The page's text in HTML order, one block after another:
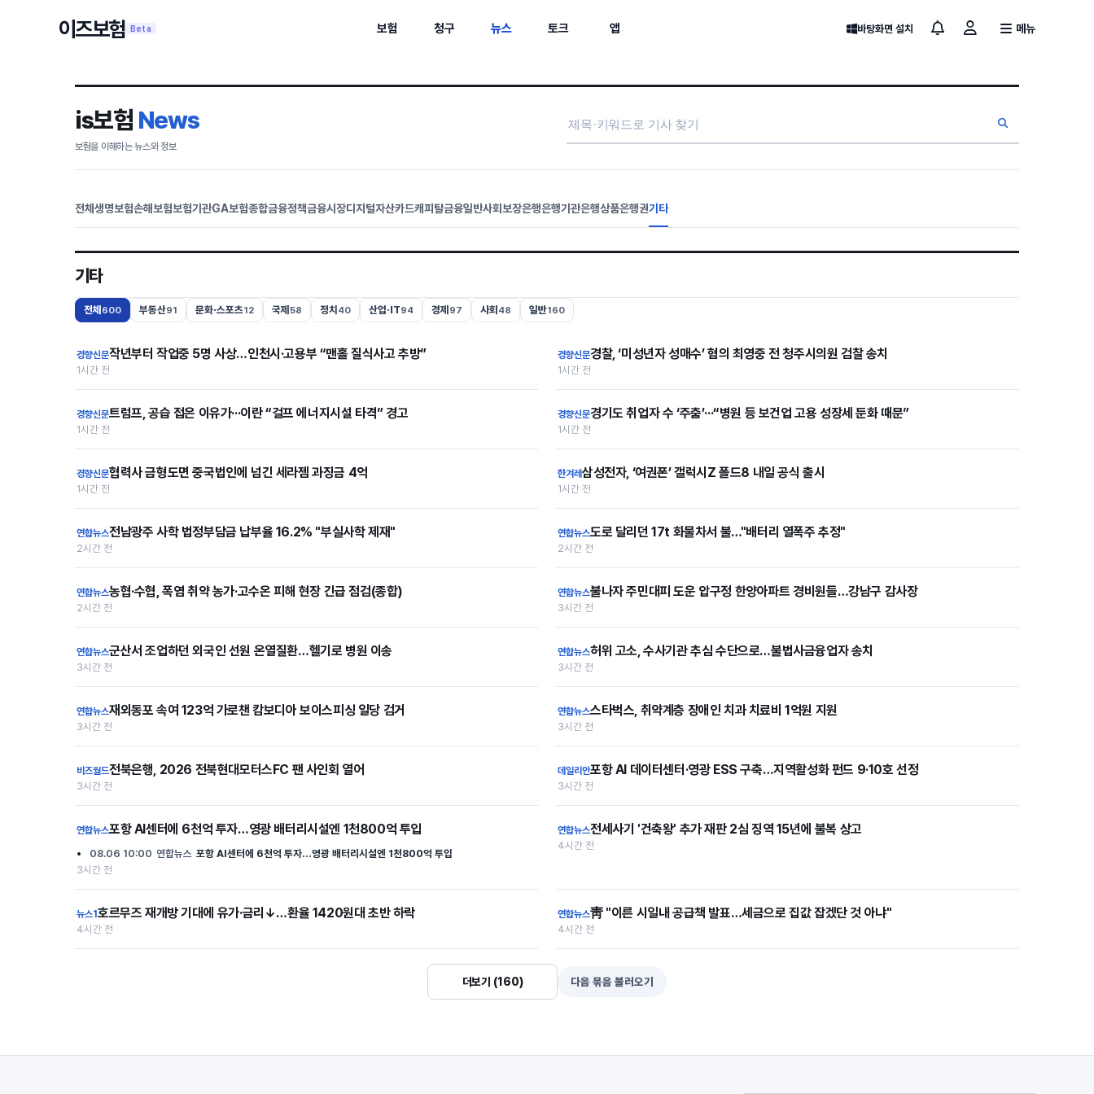
이즈보험 Beta 보험 청구 뉴스 토크 앱 바탕화면 설치 메뉴
is보험 News
보험을 이해하는 뉴스와 정보
전체 생명보험손해보험보험기관GA보험종합금융정책금융시장디지털자산카드캐피탈금융일반사회보장은행은행기관은행상품은행권기타
기타
전체 600 부동산91 문화·스포츠12 국제 58 정치 40 산업·IT94 경제 97 사회 48 일반160
경향신문작년부터 작업중 5명 사상…인천시·고용부 “맨홀 질식사고 추방”
1시간 전
경향신문경찰, ‘미성년자 성매수’ 혐의 최영중 전 청주시의원 검찰 송치
1시간 전
경향신문트럼프, 공습 접은 이유가···이란 “걸프 에너지시설 타격” 경고
1시간 전
경향신문경기도 취업자 수 ‘주춤’···“병원 등 보건업 고용 성장세 둔화 때문”
1시간 전
경향신문협력사 금형도면 중국법인에 넘긴 세라젬 과징금 4억
1시간 전
한겨레 삼성전자, ‘여권폰’ 갤럭시Z 폴드8 내일 공식 출시
1시간 전
연합뉴스전남광주 사학 법정부담금 납부율 16.2% "부실사학 제재"
2시간 전
연합뉴스도로 달리던 17t 화물차서 불…"배터리 열폭주 추정"
2시간 전
연합뉴스농협·수협, 폭염 취약 농가·고수온 피해 현장 긴급 점검(종합)
2시간 전
연합뉴스불나자 주민대피 도운 압구정 한양아파트 경비원들…강남구 감사장
3시간 전
연합뉴스군산서 조업하던 외국인 선원 온열질환…헬기로 병원 이송
3시간 전
연합뉴스허위 고소, 수사기관 추심 수단으로…불법사금융업자 송치
3시간 전
연합뉴스재외동포 속여 123억 가로챈 캄보디아 보이스피싱 일당 검거
3시간 전
연합뉴스스타벅스, 취약계층 장애인 치과 치료비 1억원 지원
3시간 전
비즈월드전북은행, 2026 전북현대모터스FC 팬 사인회 열어
3시간 전
데일리안포항 AI 데이터센터·영광 ESS 구축…지역활성화 펀드 9·10호 선정
3시간 전
연합뉴스포항 AI센터에 6천억 투자…영광 배터리시설엔 1천800억 투입
08.06 10:00 연합뉴스 포항 AI센터에 6천억 투자…영광 배터리시설엔 1천800억 투입
3시간 전
연합뉴스전세사기 '건축왕' 추가 재판 2심 징역 15년에 불복 상고
4시간 전
뉴스1 호르무즈 재개방 기대에 유가·금리↓…환율 1420원대 초반 하락
4시간 전
연합뉴스靑 "이른 시일내 공급책 발표…세금으로 집값 잡겠단 것 아냐"
4시간 전
더보기 (160) 다음 묶음 불러오기